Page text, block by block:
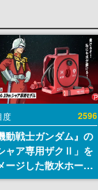
度 2596
動戦士ガンダム』の
ャア専用ザクⅡ」を
ージした散水ホース
ルが予約開始。本体